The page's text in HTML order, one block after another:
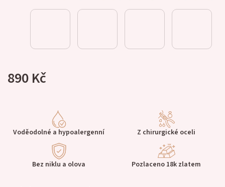
890 Kč
Voděodolné a hypoalergenní Z chirurgické oceli
Bez niklu a olova Pozlaceno 18k zlatem